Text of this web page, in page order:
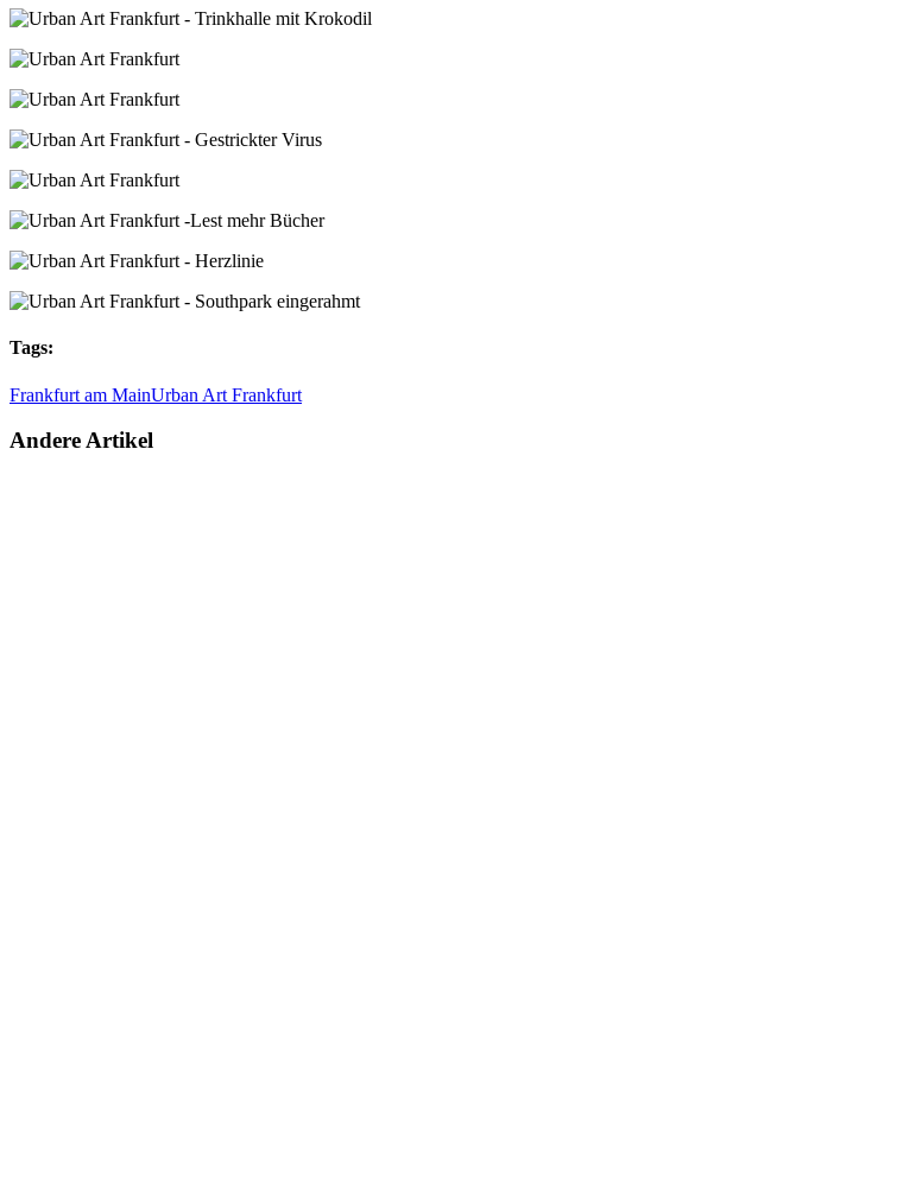
Tags:
Frankfurt am MainUrban Art Frankfurt
Andere Artikel